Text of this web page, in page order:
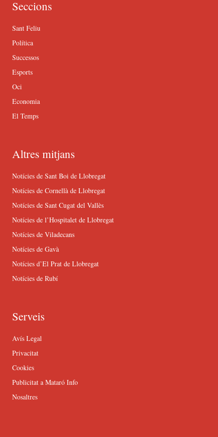
Seccions
Sant Feliu
Política
Successos
Esports
Oci
Economia
El Temps
Altres mitjans
Notícies de Sant Boi de Llobregat
Notícies de Cornellà de Llobregat
Notícies de Sant Cugat del Vallès
Notícies de l’Hospitalet de Llobregat
Notícies de Viladecans
Notícies de Gavà
Notícies d’El Prat de Llobregat
Notícies de Rubí
Serveis
Avís Legal
Privacitat
Cookies
Publicitat a Mataró Info
Nosaltres